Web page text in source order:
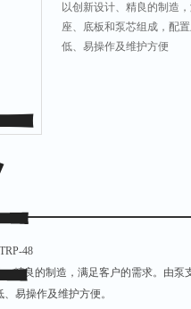
以创新设计、精良的制造
座、底板和泵芯组成，配
低、易操作及维护方便
48
精良的制造，满足客户的需求。由
易操作及维护方便。